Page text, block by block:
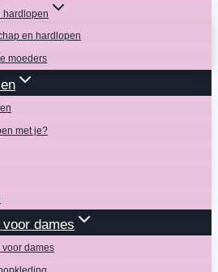
hardlopen
en hardlopen
moeders
met je?
dames
dames